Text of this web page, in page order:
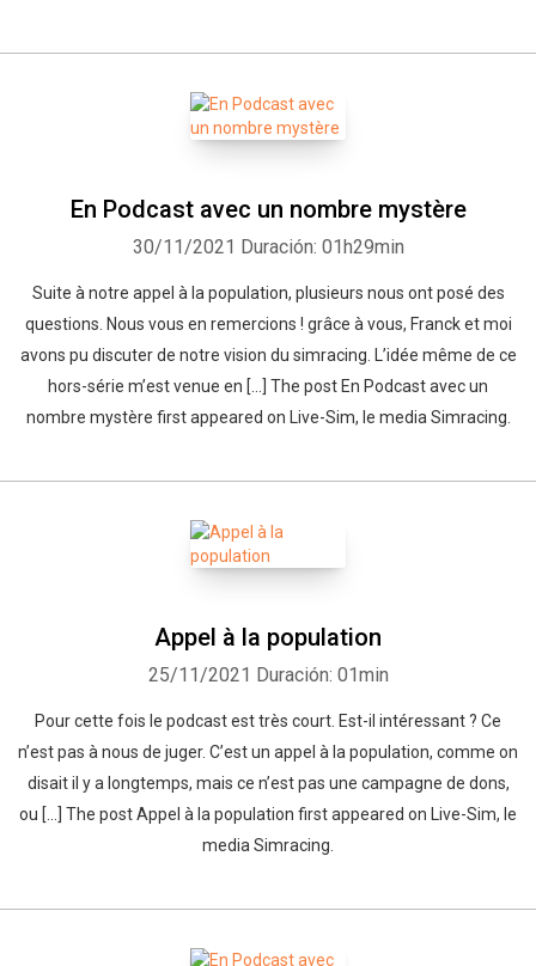
En Podcast avec un nombre mystère
30/11/2021 Duración: 01h29min
Suite à notre appel à la population, plusieurs nous ont posé des
questions. Nous vous en remercions ! grâce à vous, Franck et moi
avons pu discuter de notre vision du simracing. L’idée même de ce
hors-série m’est venue en […] The post En Podcast avec un
nombre mystère first appeared on Live-Sim, le media Simracing.
Appel à la population
25/11/2021 Duración: 01min
Pour cette fois le podcast est très court. Est-il intéressant ? Ce
n’est pas à nous de juger. C’est un appel à la population, comme on
disait il y a longtemps, mais ce n’est pas une campagne de dons,
ou […] The post Appel à la population first appeared on Live-Sim, le
media Simracing.